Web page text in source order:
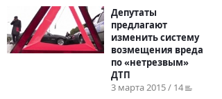
Депутаты
предлагают
изменить систему
возмещения вреда
по «нетрезвым»
ДТП
3 марта 2015 / 14